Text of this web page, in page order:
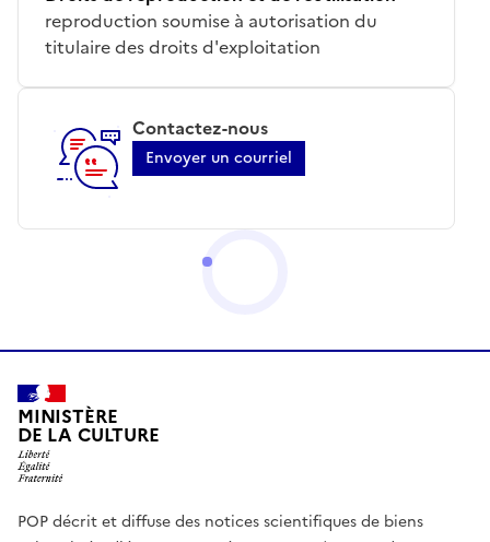
reproduction soumise à autorisation du
titulaire des droits d'exploitation
Contactez-nous
Envoyer un courriel
MINISTÈRE
DE LA CULTURE
POP décrit et diffuse des notices scientifiques de biens